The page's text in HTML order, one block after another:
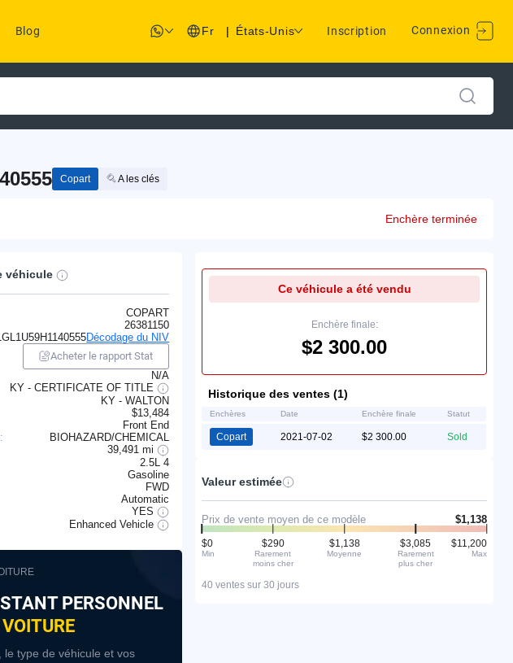
Blog Fr | États-Unis Inscription Connexion
Copart A les clés
Enchère terminée
véhicule
COPART
26381150
Décodage du NIV
Acheter le rapport Stat
N/A
KY - CERTIFICATE OF TITLE
KY - WALTON
$13,484
Front End
BIOHAZARD/CHEMICAL
39,491 mi
2.5L 4
Gasoline
FWD
Automatic
YES
Enhanced Vehicle
PERSONNEL
le type de véhicule et vos
Ce véhicule a été vendu
Enchère finale:
$2 300.00
Historique des ventes (1)
Enchères Date Enchère finale Statut
Copart 2021-07-02 $2 300.00 Sold
Valeur estimée
Prix de vente moyen de ce modèle $1,138
$0
Min
$290
Rarement
moins cher
$1,138
Moyenne
$3,085
Rarement
plus cher
$11,200
Max
40 ventes sur 30 jours